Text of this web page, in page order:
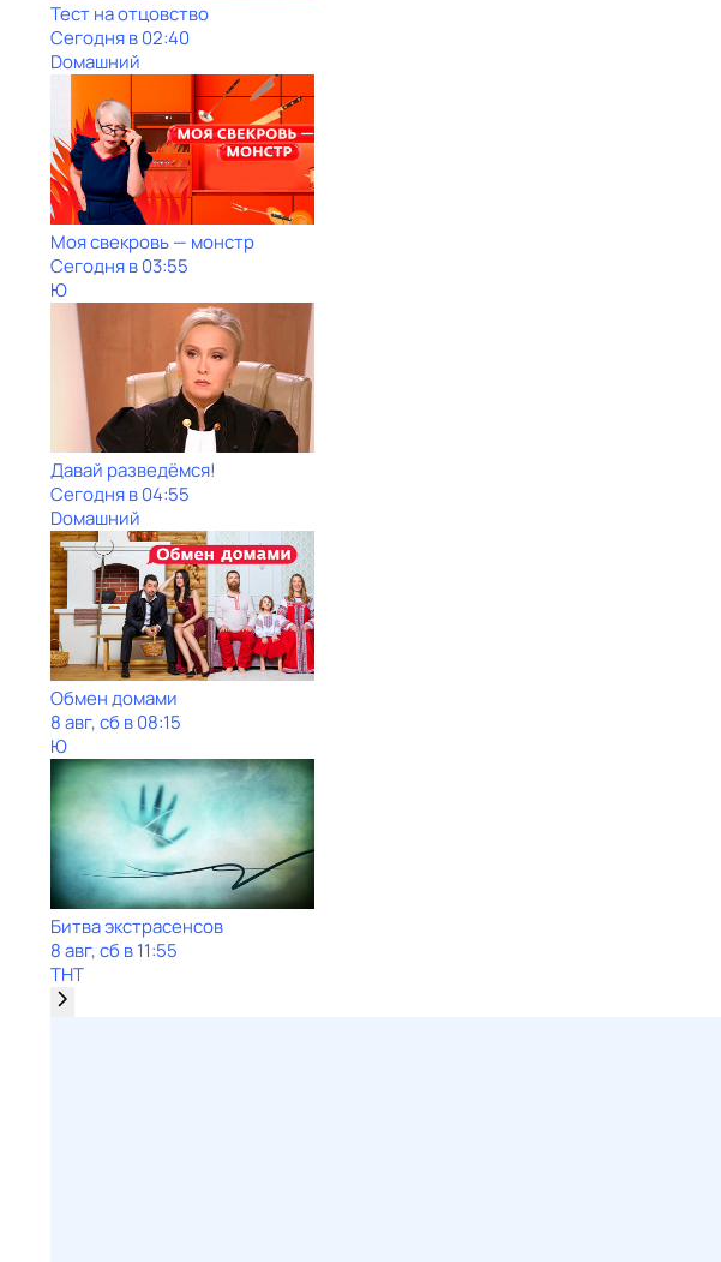
Тест на отцовство
Сегодня в 02:40
Dомашний
Моя свекровь — монстр
Сегодня в 03:55
Ю
Давай рaзвeдёмся!
Сегодня в 04:55
Dомашний
Обмен домами
8 авг, сб в 08:15
Ю
Битва экстрасенсов
8 авг, сб в 11:55
ТНТ